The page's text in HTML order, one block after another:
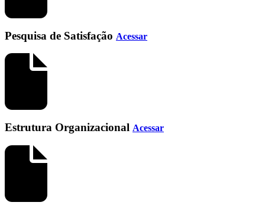
Pesquisa de Satisfação Acessar
Estrutura Organizacional Acessar